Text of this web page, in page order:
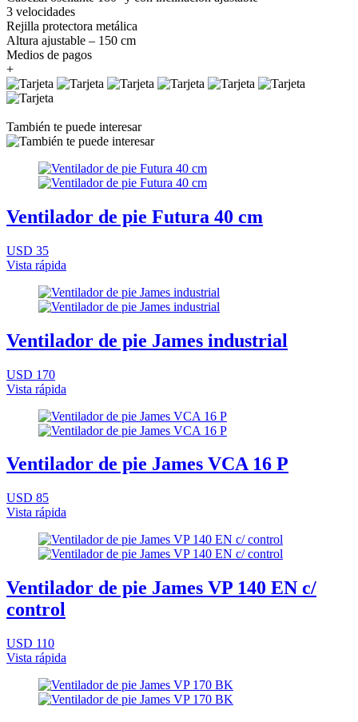
3 velocidades
Rejilla protectora metálica
Altura ajustable – 150 cm
Medios de pagos
+
También te puede interesar
Ventilador de pie Futura 40 cm
USD 35
Vista rápida
Ventilador de pie James industrial
USD 170
Vista rápida
Ventilador de pie James VCA 16 P
USD 85
Vista rápida
Ventilador de pie James VP 140 EN c/
control
USD 110
Vista rápida